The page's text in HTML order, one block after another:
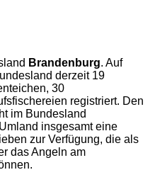
Brandenburg. Auf
derzeit 19
30
registriert. Den
im Bundesland
insgesamt eine
zur Verfügung, die als
das Angeln am